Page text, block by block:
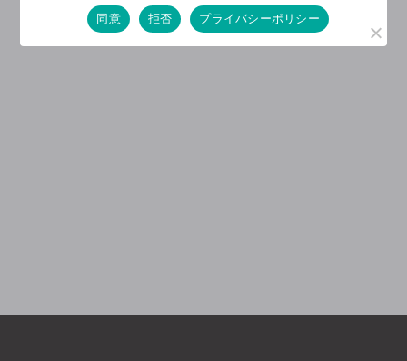
同意
拒否 プライバシーポリシー